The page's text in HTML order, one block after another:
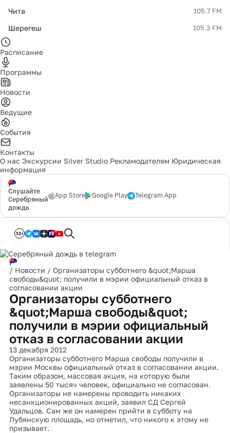
Чита 105.7 FM
Шерегеш 105.3 FM
Расписание
Программы
Новости
Ведущие
События
Контакты
О нас Экскурсии Silver Studio Рекламодателям Юридическая
информация
Слушайте
Серебряный
дождь
App Store Google Play Telegram App
12+
/ Новости / Организаторы субботнего &quot;Марша
свободы&quot; получили в мэрии официальный отказ в
согласовании акции
Организаторы субботнего
&quot;Марша свободы&quot;
получили в мэрии официальный
отказ в согласовании акции
13 декабря 2012
Организаторы субботнего Марша свободы получили в
мэрии Москвы официальный отказ в согласовании акции.
Таким образом, массовая акция, на которую были
заявлены 50 тысяч человек, официально не согласован.
Организаторы не намерены проводить никаких
несанкционированных акций, заявил СД Сергей
Удальцов. Сам же он намерен прийти в субботу на
Лубянскую площадь, но отметил, что никого к этому не
призывает.